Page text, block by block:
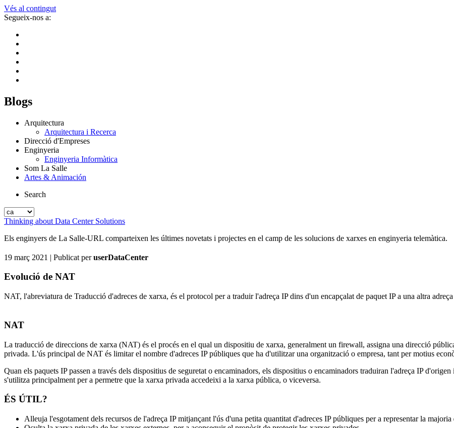
Vés al contingut
Segueix-nos a:
Blogs
Arquitectura
Arquitectura i Recerca
Direcció d'Empreses
Enginyeria
Enginyeria Informàtica
Som La Salle
Artes & Animación
Search
Thinking about Data Center Solutions
Els enginyers de La Salle-URL comparteixen les últimes novetats i projectes en el camp de les solucions de xarxes en enginyeria telemàtica.
19 març 2021 | Publicat peruserDataCenter
Evolució de NAT
NAT, l'abreviatura de Traducció d'adreces de xarxa, és el protocol per a traduir l'adreça IP dins d'un encapçalat de paquet IP a una altra adreça
NAT
La traducció de direccions de xarxa (NAT) és el procés en el qual un dispositiu de xarxa, generalment un firewall, assigna una direcció
privada. L'ús principal de NAT és limitar el nombre d'adreces IP públiques que ha d'utilitzar una organització o empresa, tant per motius
Quan els paquets IP passen a través dels dispositius de seguretat o encaminadors, els dispositius o encaminadors traduiran l'adreça IP
s'utilitza principalment per a permetre que la xarxa privada accedeixi a la xarxa pública, o viceversa.
ÉS ÚTIL?
Alleuja l'esgotament dels recursos de l'adreça IP mitjançant l'ús d'una petita quantitat d'adreces IP públiques per a representar la majoria